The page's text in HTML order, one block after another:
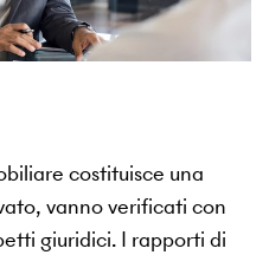
costituisce una
vanno verificati con
giuridici. I rapporti di